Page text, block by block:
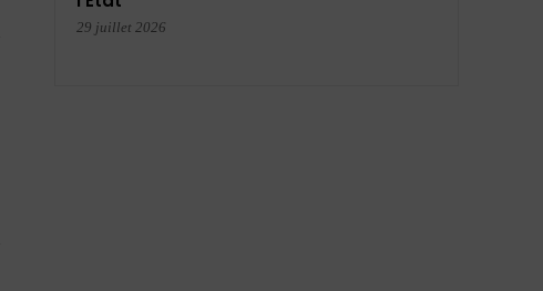
29 juillet 2026